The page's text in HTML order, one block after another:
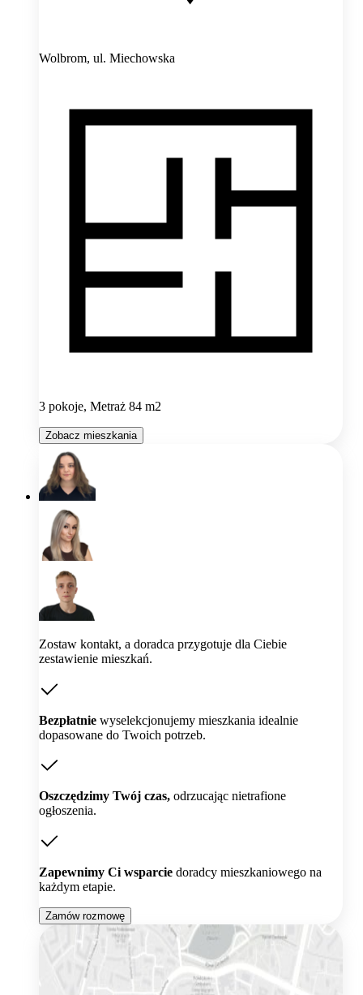
Wolbrom, ul. Miechowska
3 pokoje, Metraż 84 m2
Zobacz mieszkania
Zostaw kontakt, a doradca przygotuje dla Ciebie
zestawienie mieszkań.
Bezpłatnie wyselekcjonujemy mieszkania idealnie
dopasowane do Twoich potrzeb.
Oszczędzimy Twój czas, odrzucając nietrafione
ogłoszenia.
Zapewnimy Ci wsparcie doradcy mieszkaniowego na
każdym etapie.
Zamów rozmowę